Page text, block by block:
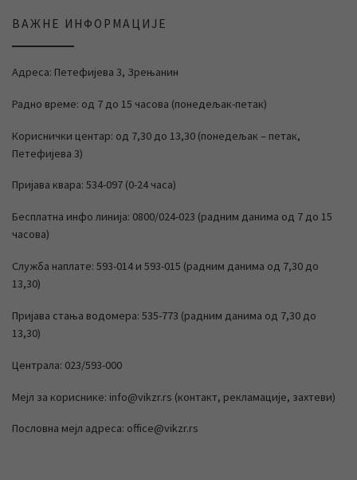
ВАЖНЕ ИНФОРМАЦИЈЕ
Адреса: Петефијева 3, Зрењанин
Радно време: од 7 до 15 часова (понедељак-петак)
Кориснички центар: од 7,30 до 13,30 (понедељак – петак,
Петефијева 3)
Пријава квара: 534-097 (0-24 часа)
Бесплатна инфо линија: 0800/024-023 (радним данима од 7 до 15
часова)
Служба наплате: 593-014 и 593-015 (радним данима од 7,30 до
13,30)
Пријава стања водомера: 535-773 (радним данима од 7,30 до
13,30)
Централа: 023/593-000
Мејл за кориснике: info@vikzr.rs (контакт, рекламације, захтеви)
Пословна мејл адреса: office@vikzr.rs